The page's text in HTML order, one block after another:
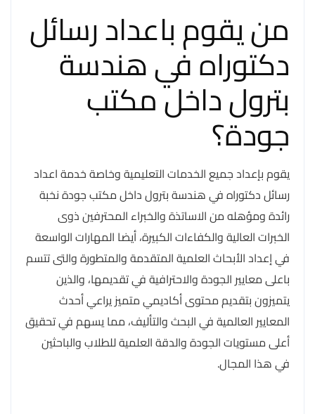
من يقوم باعداد رسائل
دكتوراه في هندسة
بترول داخل مكتب
جودة؟
يقوم بإعداد جميع الخدمات التعليمية وخاصة خدمة اعداد
رسائل دكتوراه في هندسة بترول داخل مكتب جودة نخبة
رائدة ومؤهله من الاساتذة والخبراء المحترفين ذوى
الخبرات العالية والكفاءات الكبيرة، أيضا المهارات الواسعة
في إعداد الأبحاث العلمية المتقدمة والمتطورة والتى تتسم
باعلى معايير الجودة والاحترافية في تقديمها، والذين
يتميزون بتقديم محتوى أكاديمي متميز يراعي أحدث
المعايير العالمية في البحث والتأليف، مما يسهم في تحقيق
أعلى مستويات الجودة والدقة العلمية للطلاب والباحثين
في هذا المجال.